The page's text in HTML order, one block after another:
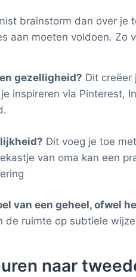
brainstorm dan over je
aan moeten voldoen. Zo
gezelligheid? Dit creëer
inspireren via Pinterest,
Dit voeg je toe
van oma kan een
van een geheel, ofwel
de ruimte op subtiele
naar